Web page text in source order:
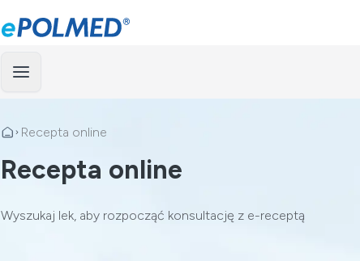
Recepta online
Recepta online
Wyszukaj lek, aby rozpocząć konsultację z e-receptą